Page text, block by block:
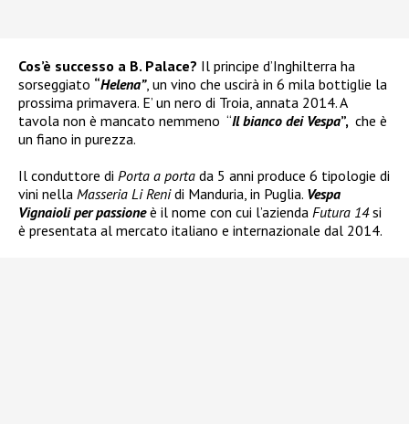
Cos’è successo a B. Palace? Il principe d’Inghilterra ha
sorseggiato “Helena”, un vino che uscirà in 6 mila bottiglie la
prossima primavera. E’ un nero di Troia, annata 2014. A
tavola non è mancato nemmeno “Il bianco dei Vespa”, che è
un fiano in purezza.
Il conduttore di Porta a porta da 5 anni produce 6 tipologie di
vini nella Masseria Li Renidi Manduria, in Puglia. Vespa
Vignaioli per passioneè il nome con cui l’azienda Futura 14si
è presentata al mercato italiano e internazionale dal 2014.